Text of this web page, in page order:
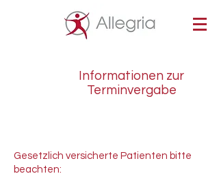
Informationen zur
Terminvergabe
Gesetzlich versicherte Patienten bitte
beachten: